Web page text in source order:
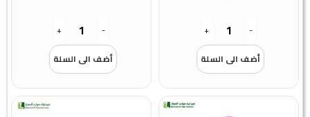
-
+
أضف الى السلة
-
+
أضف الى السلة